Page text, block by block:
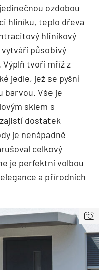
ozdobou
hliníku, teplo dřeva
hliníkový
působivý
tvoří mříž z
jedle, jež se pyšní
barvou. Vše je
sklem s
dostatek
je nenápadně
celkový
je perfektní volbou
a přírodních